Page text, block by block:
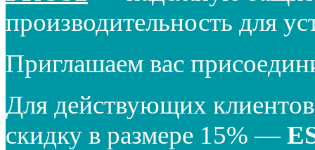
производительность для
Приглашаем вас
Для действующих
скидку в размере 15% —